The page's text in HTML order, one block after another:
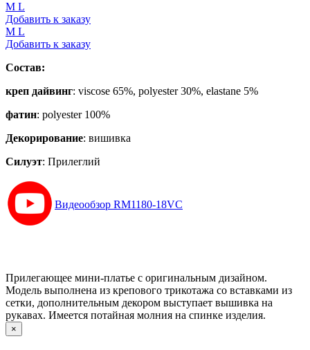
M L
Добавить к заказу
M L
Добавить к заказу
Состав:
креп дайвинг: viscose 65%, polyester 30%, elastane 5%
фатин: polyester 100%
Декорирование: вишивка
Силуэт: Прилеглий
Видеообзор RM1180-18VC
Прилегающее мини-платье с оригинальным дизайном.
Модель выполнена из крепового трикотажа со вставками из
сетки, дополнительным декором выступает вышивка на
рукавах. Имеется потайная молния на спинке изделия.
×